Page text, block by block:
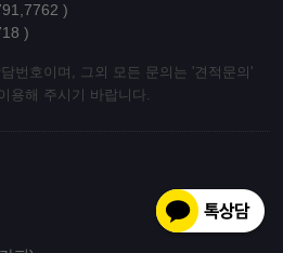
)
)
번호이며, 그외 모든 문의는 '견적문의'
용해 주시기 바랍니다.